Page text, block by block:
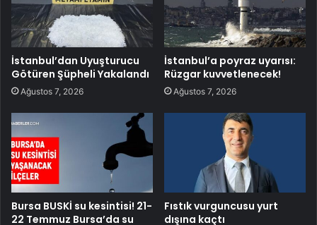
İstanbul’dan Uyuşturucu
Götüren Şüpheli Yakalandı
Ağustos 7, 2026
İstanbul’a poyraz uyarısı:
Rüzgar kuvvetlenecek!
Ağustos 7, 2026
Bursa BUSKİ su kesintisi! 21-
22 Temmuz Bursa’da su
Fıstık vurguncusu yurt
dışına kaçtı